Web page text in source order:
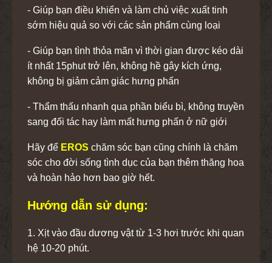
- Giúp bạn điều khiển và làm chủ việc xuất tinh
sớm hiệu quả so với các sản phẩm cùng loại
- Giúp bạn tình thỏa mãn vì thời gian được kéo dài
ít nhất 15phut trở lên, không hề gây kích ứng,
không bị giảm cảm giác hưng phấn
- Thẩm thấu nhanh qua phần biểu bì, không truyền
sang đối tác hay làm mất hưng phấn ở nữ giới
Hãy để EROS chăm sóc bạn cũng chính là chăm
sóc cho đời sống tình dục của bạn thêm thăng hoa
và hoàn hảo hơn bao giờ hết.
Hướng dẫn sử dụng:
1. Xịt vào đầu dương vật từ 1-3 hơi trước khi quan
hệ 10-20 phút.